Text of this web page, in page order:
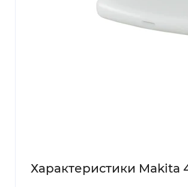
Характеристики Makita